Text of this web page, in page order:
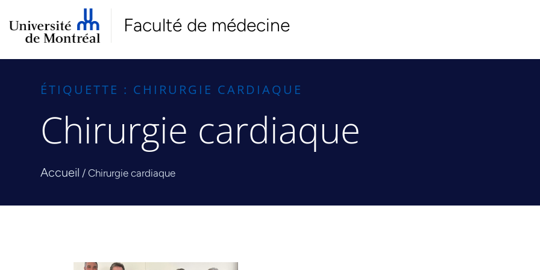
Faculté de médecine
ÉTIQUETTE : CHIRURGIE CARDIAQUE
Chirurgie cardiaque
Accueil /Chirurgie cardiaque